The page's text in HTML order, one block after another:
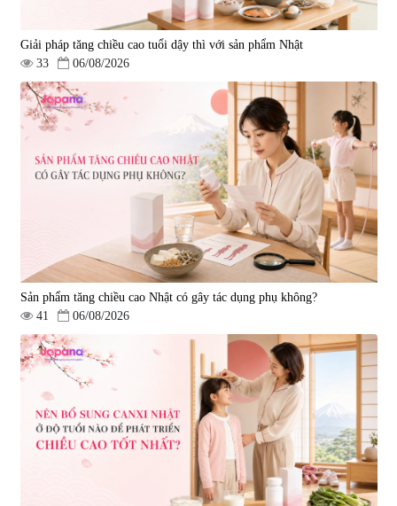
Viên uống đông trùng hạ thảo hỗ
trợ tăng cường sinh lực
Tohchukasou Premium Yo
Group 180 viên - Date 08/2027
2.500.000 đ
Combo 2 Viên uống tăng cường
sinh lực nam giới Smart Power
120 viên
32.649
3.160.000 đ
Giải pháp tăng chiều cao tuổi dậy thì với sản phẩm Nhật
33
06/08/2026
Sản phẩm tăng chiều cao Nhật có gây tác dụng phụ không?
41
06/08/2026